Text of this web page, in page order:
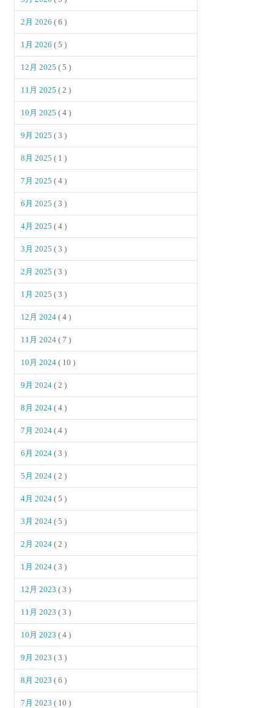
2月 2026( 6 )
1月 2026( 5 )
12月 2025( 5 )
11月 2025( 2 )
10月 2025( 4 )
9月 2025( 3 )
8月 2025( 1 )
7月 2025( 4 )
6月 2025( 3 )
4月 2025( 4 )
3月 2025( 3 )
2月 2025( 3 )
1月 2025( 3 )
12月 2024( 4 )
11月 2024( 7 )
10月 2024( 10 )
9月 2024( 2 )
8月 2024( 4 )
7月 2024( 4 )
6月 2024( 3 )
5月 2024( 2 )
4月 2024( 5 )
3月 2024( 5 )
2月 2024( 2 )
1月 2024( 3 )
12月 2023( 3 )
11月 2023( 3 )
10月 2023( 4 )
9月 2023( 3 )
8月 2023( 6 )
7月 2023( 10 )